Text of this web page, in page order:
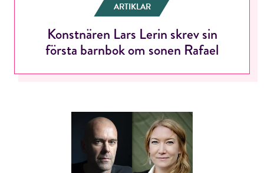
ARTIKLAR
Konstnären Lars Lerin skrev sin
första barnbok om sonen Rafael